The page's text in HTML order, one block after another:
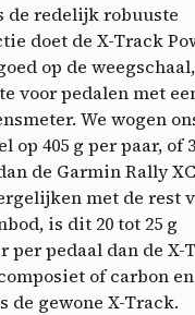
de redelijk robuuste
doet de X-Track
op de weegschaal,
voor pedalen met
We wogen
op 405 g per paar, of
de Garmin Rally
met de rest
is dit 20 tot 25 g
per pedaal dan de X-
of carbon
de gewone X-Track.